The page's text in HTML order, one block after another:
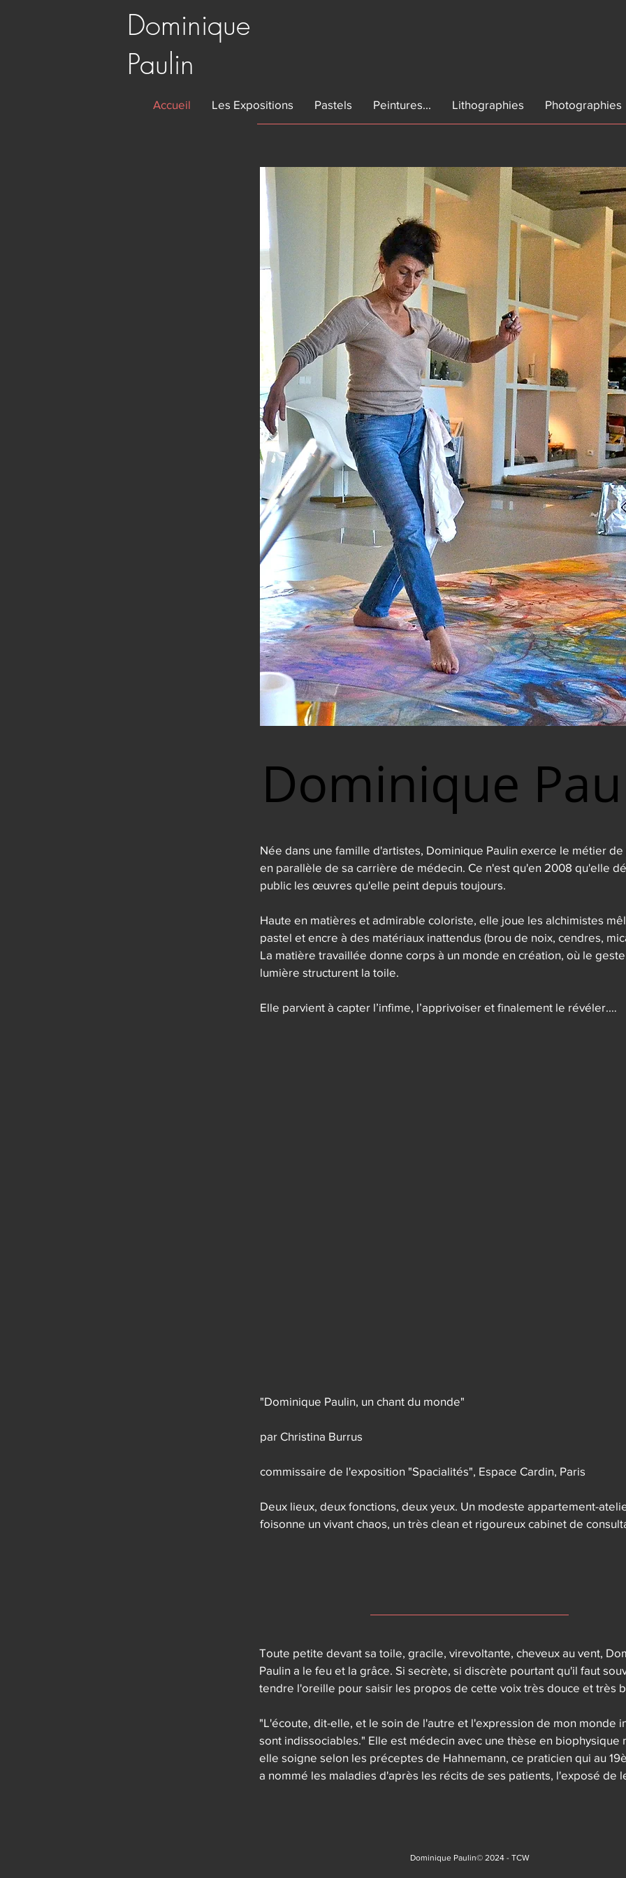
Dominique
Paulin
Accueil Les Expositions Pastels Peintures... Lithographies Photographies
Dominique
Dominique
Née dans une famille d'artistes, Dominique Paulin exerce le métier
en parallèle de sa carrière de médecin. Ce n'est qu'en 2008 qu'elle
public les œuvres qu'elle peint depuis toujours.
Haute en matières et admirable coloriste, elle joue les alchimistes
pastel et encre à des matériaux inattendus (brou de noix, cendres,
La matière travaillée donne corps à un monde en création, où le
lumière structurent la toile.
Elle parvient à capter l’infime, l’apprivoiser et finalement le révéler.
"Dominique Paulin, un chant du monde"
par Christina Burrus
commissaire de l'exposition "Spacialités", Espace Cardin, Paris
Deux lieux, deux fonctions, deux yeux. Un modeste appartement-
foisonne un vivant chaos, un très clean et rigoureux cabinet de
Fulgurance du trait, richesse de la matière, poétique du vide : au
commencement étaient les éléments, le ciel et la terre, l'eau, l'air et le
ne sait si l'on est dans la Genèse ou dans l'Apocalypse. Le début ou la
monde, le début ou la fin d'une vie. On sait seulement qu'on est dans
Une immense bataille se livre devant nous, c'est la nôtre : la bataille du
Toute petite devant sa toile, gracile, virevoltante, cheveux au vent,
Paulin a le feu et la grâce. Si secrète, si discrète pourtant qu'il faut
tendre l'oreille pour saisir les propos de cette voix très douce et très
"L'écoute, dit-elle, et le soin de l'autre et l'expression de mon monde
sont indissociables." Elle est médecin avec une thèse en biophysique
elle soigne selon les préceptes de Hahnemann, ce praticien qui au
a nommé les maladies d'après les récits de ses patients, l'exposé de
montré un dessin à son père et lui a demandé :
Dominique Paulin© 2024 - TCW